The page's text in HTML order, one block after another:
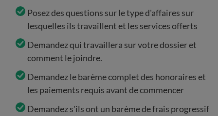
Posez des questions sur le type d'affaires sur
lesquelles ils travaillent et les services offerts
Demandez qui travaillera sur votre dossier et
comment le joindre.
Demandez le barème complet des honoraires et
les paiements requis avant de commencer
Demandez s'ils ont un barème de frais progressif